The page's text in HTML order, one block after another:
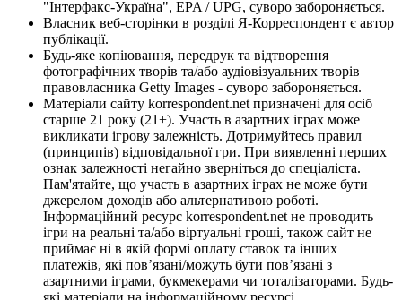
"Інтерфакс-Україна", EPA / UPG, суворо забороняється.
Власник веб-сторінки в розділі Я-Корреспондент є автор
публікації.
Будь-яке копіювання, передрук та відтворення
фотографічних творів та/або аудіовізуальних творів
правовласника Getty Images - суворо забороняється.
Матеріали сайту korrespondent.net призначені для осіб
старше 21 року (21+). Участь в азартних іграх може
викликати ігрову залежність. Дотримуйтесь правил
(принципів) відповідальної гри. При виявленні перших
ознак залежності негайно зверніться до спеціаліста.
Пам'ятайте, що участь в азартних іграх не може бути
джерелом доходів або альтернативою роботі.
Інформаційний ресурс korrespondent.net не проводить
ігри на реальні та/або віртуальні гроші, також сайт не
приймає ні в якій формі оплату ставок та інших
платежів, які пов’язані/можуть бути пов’язані з
азартними іграми, букмекерами чи тоталізаторами. Будь-
які матеріали на інформаційному ресурсі